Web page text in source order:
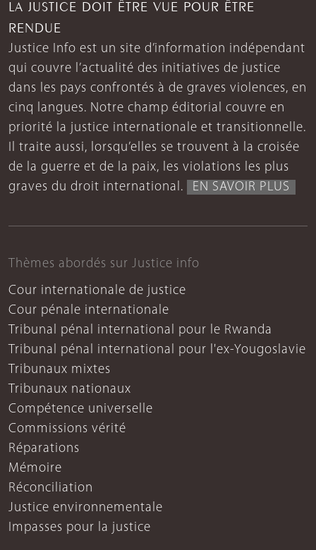
LA JUSTICE DOIT ÊTRE VUE POUR ÊTRE
RENDUE
Justice Info est un site d’information indépendant
qui couvre l’actualité des initiatives de justice
dans les pays confrontés à de graves violences, en
cinq langues. Notre champ éditorial couvre en
priorité la justice internationale et transitionnelle.
Il traite aussi, lorsqu’elles se trouvent à la croisée
de la guerre et de la paix, les violations les plus
graves du droit international.
EN SAVOIR PLUS
Thèmes abordés sur Justice info
Cour internationale de justice
Cour pénale internationale
Tribunal pénal international pour le Rwanda
Tribunal pénal international pour l'ex-Yougoslavie
Tribunaux mixtes
Tribunaux nationaux
Compétence universelle
Commissions vérité
Réparations
Mémoire
Réconciliation
Justice environnementale
Impasses pour la justice